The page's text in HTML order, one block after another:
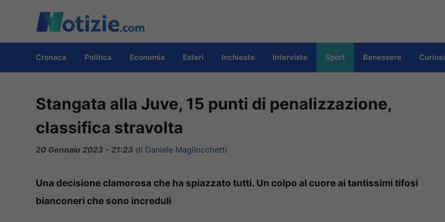
contenuto
Cronaca Politica Economia Esteri Inchieste Interviste Sport Benessere
Stangata alla Juve, 15 punti di penalizzazione,
classifica stravolta
20 Gennaio 2023 - 21:23 di Daniele Magliocchetti
Una decisione clamorosa che ha spiazzato tutti. Un colpo al cuore ai tantissimi tifosi
bianconeri che sono increduli